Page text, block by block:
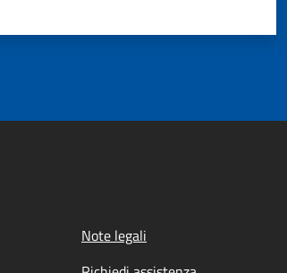
Note legali